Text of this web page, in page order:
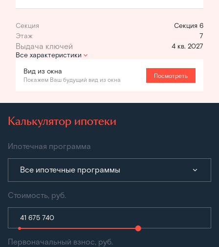
Секция
Секция 6
Этаж
7
4 кв. 2027
Все характеристики
Вид из окна
Покажем Ваш будущий вид из окна
Посмотреть
Калькулятор ипотеки
Ипотечная программа
Все ипотечные программы
Стоимость, руб.
Первоначальный взнос, руб.